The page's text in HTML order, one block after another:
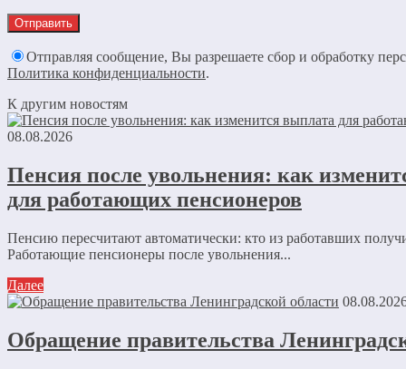
Отправляя сообщение, Вы разрешаете сбор и обработку
Политика конфиденциальности.
К другим новостям
08.08.2026
Пенсия после увольнения: как
для работающих пенсионеров
Пенсию пересчитают автоматически: кто из работавших
Работающие пенсионеры после увольнения...
Далее
Обращение правительства